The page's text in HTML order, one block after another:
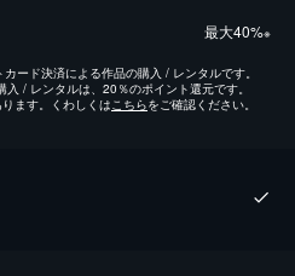
最⼤40%※
ード決済による作品の購入 / レンタルです。
/ レンタルは、20％のポイント還元です。
ます。くわしくはこちらをご確認ください。